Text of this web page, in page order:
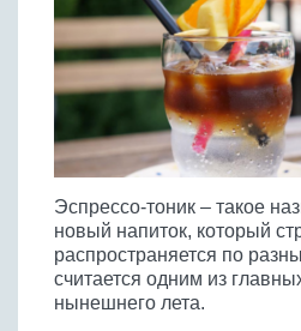
Эспрессо-тоник – такое
новый напиток, который
распространяется по
считается одним из
нынешнего лета.